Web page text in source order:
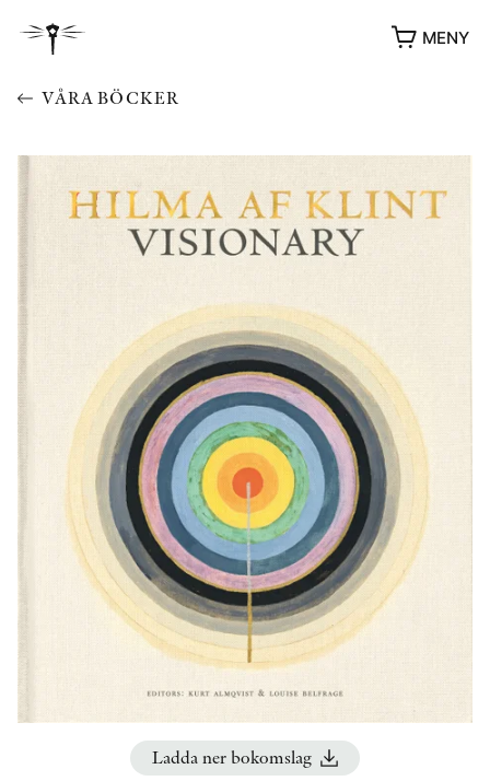
MENY
YUKIKO OCH PATRIK MÖTER
STOLPE STORIES
VIDEOGALLERI
UTMÄRKELSER
ÖVRIGA FORMAT
KONTAKT
PRESSKONTAKT
PEER REVIEW-PROCESSEN
VÅRA BÖCKER
Ladda ner bokomslag